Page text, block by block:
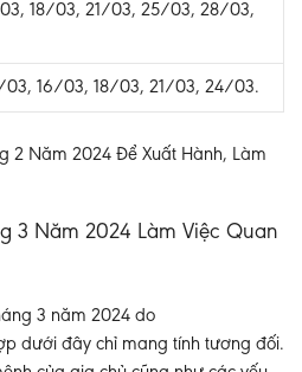
18/03, 21/03, 25/03, 28/03,
16/03, 18/03, 21/03, 24/03.
2 Năm 2024 Để Xuất Hành, Làm
3 Năm 2024 Làm Việc Quan
3 năm 2024 do
dưới đây chỉ mang tính tương đối.